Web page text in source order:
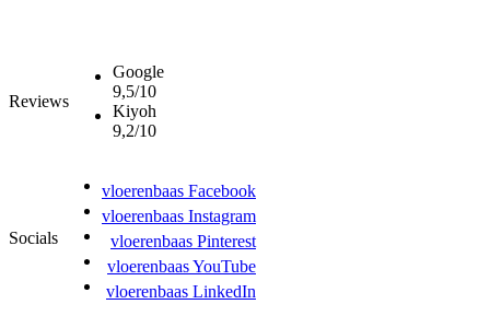
Reviews
Google
9,5/10
Kiyoh
9,2/10
Socials
vloerenbaas Facebook
vloerenbaas Instagram
vloerenbaas Pinterest
vloerenbaas YouTube
vloerenbaas LinkedIn